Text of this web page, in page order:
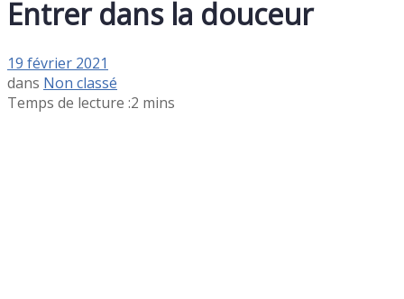
Entrer dans la douceur
19 février 2021
dans Non classé
Temps de lecture :2 mins